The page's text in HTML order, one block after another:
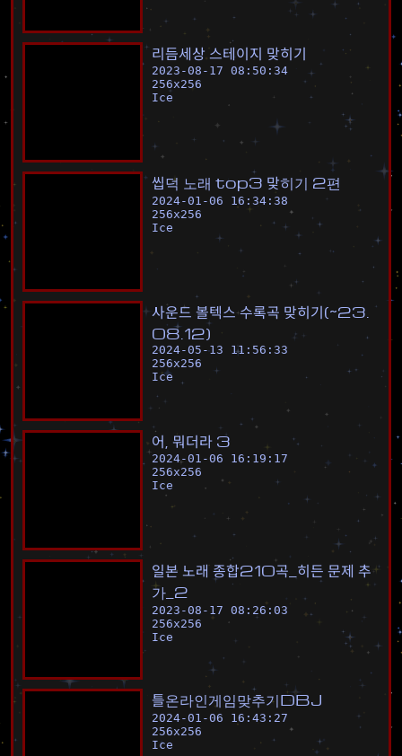
리듬세상 스테이지 맞히기
2023-08-17 08:50:34
256x256
Ice
씹덕 노래 top3 맞히기 2편
2024-01-06 16:34:38
256x256
Ice
사운드 볼텍스 수록곡 맞히기(~23
08.12)
2024-05-13 11:56:33
256x256
Ice
어 뭐더라 3
2024-01-06 16:19:17
256x256
Ice
일본 노래 종합210곡 히든 문제 추
가 2
2023-08-17 08:26:03
256x256
Ice
틀온라인게임맞추기DBJ
2024-01-06 16:43:27
256x256
Ice